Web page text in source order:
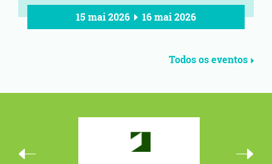
15 mai 2026 16 mai 2026
Todos os eventos